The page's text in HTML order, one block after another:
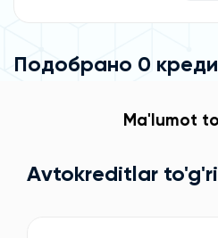
Подобрано 0
Ma'lumot
Avtokreditlar